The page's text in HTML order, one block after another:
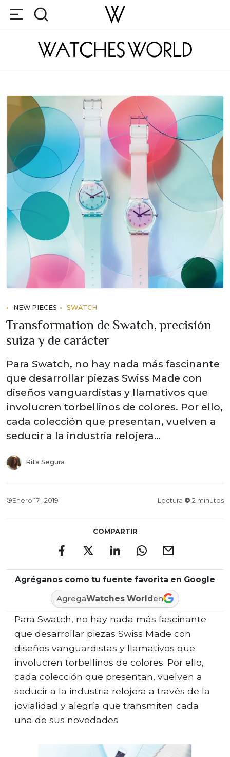
NEW PIECES SWATCH
Transformation de Swatch, precisión
suiza y de carácter
Para Swatch, no hay nada más fascinante
que desarrollar piezas Swiss Made con
diseños vanguardistas y llamativos que
involucren torbellinos de colores. Por ello,
cada colección que presentan, vuelven a
seducir a la industria relojera…
Rita Segura
Enero 17 , 2019 Lectura 2 minutos
COMPARTIR
Agréganos como tu fuente favorita en Google
AgregaWatches Worlden
Para Swatch, no hay nada más fascinante
que desarrollar piezas Swiss Made con
diseños vanguardistas y llamativos que
involucren torbellinos de colores. Por ello,
cada colección que presentan, vuelven a
seducir a la industria relojera a través de la
jovialidad y alegría que transmiten cada
una de sus novedades.